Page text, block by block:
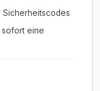
Sicherheitscodes
sofort eine